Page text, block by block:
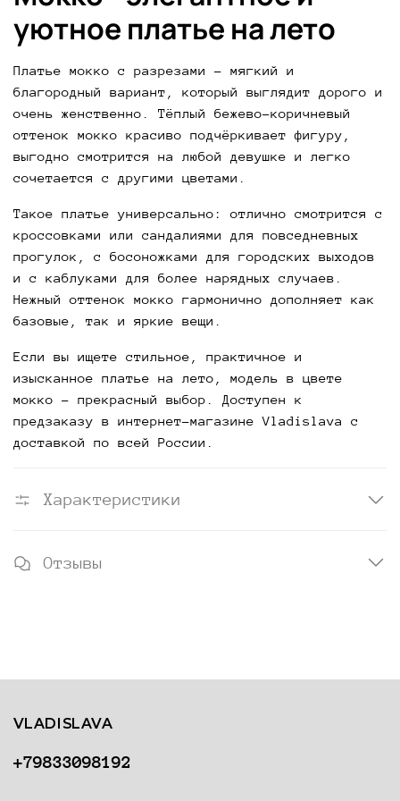
уютное платье на лето
Платье мокко с разрезами - мягкий и
благородный вариант, который выглядит дорого и
очень женственно. Тёплый бежево-коричневый
оттенок мокко красиво подчёркивает фигуру,
выгодно смотрится на любой девушке и легко
сочетается с другими цветами.
Такое платье универсально: отлично смотрится с
кроссовками или сандалиями для повседневных
прогулок, с босоножками для городских выходов
и с каблуками для более нарядных случаев.
Нежный оттенок мокко гармонично дополняет как
базовые, так и яркие вещи.
Если вы ищете стильное, практичное и
изысканное платье на лето, модель в цвете
мокко - прекрасный выбор. Доступен к
предзаказу в интернет-магазине Vladislava с
доставкой по всей России.
Характеристики
Отзывы
+79833098192
VLADISLAVA